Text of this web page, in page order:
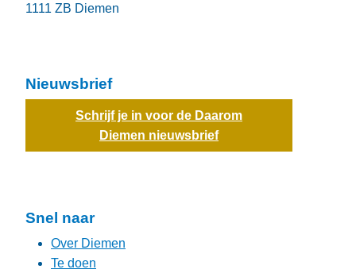
1111 ZB Diemen
Nieuwsbrief
Schrijf je in voor de Daarom
Diemen nieuwsbrief
Snel naar
Over Diemen
Te doen